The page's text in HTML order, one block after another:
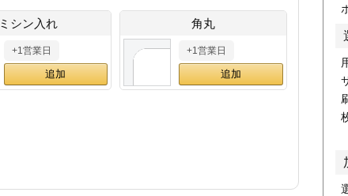
ミシン入れ
+1営業日
角丸
+1営業日